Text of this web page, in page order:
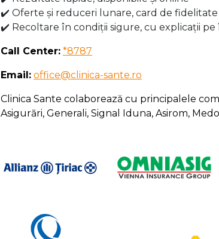
✔️ Oferte și reduceri lunare, card de fidelitate
✔️ Recoltare în condiții sigure, cu explicații
Call Center: *8787
Email: office@clinica-sante.ro
Clinica Sante colaborează cu principalele
Asigurări, Generali, Signal Iduna, Asirom,